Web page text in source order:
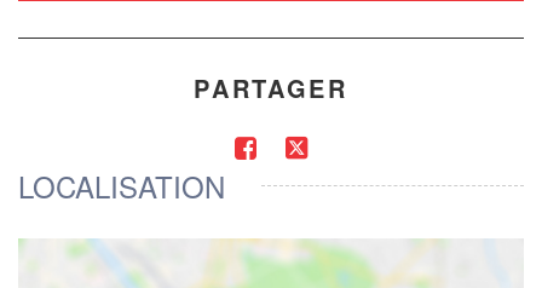
PARTAGER
LOCALISATION